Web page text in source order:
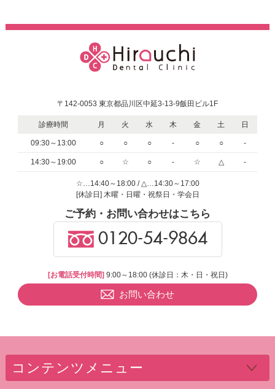
〒142-0053 東京都品川区中延3-13-9飯田ビル1F
診療時間 月 火 水 木 金 土 日
09:30～13:00 ○ ○ ○ - ○ ○ -
14:30～19:00 ○ ☆ ○ - ☆ △ -
☆…14:40～18:00 / △…14:30～17:00
[休診日] 木曜・日曜・祝祭日・学会日
ご予約・お問い合わせはこちら
0120-54-9864
[お電話受付時間] 9:00～18:00 (休診日：木・日・祝日)
お問い合わせ
コンテンツメニュー